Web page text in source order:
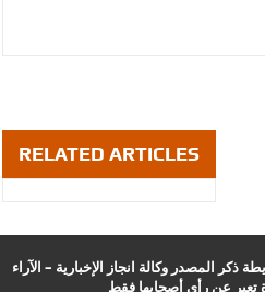
RELATED ARTICLES
ذكر المصدر وكالة انجاز الإخبارية – الآراء
تعبر عن رأي أصحابها فقط